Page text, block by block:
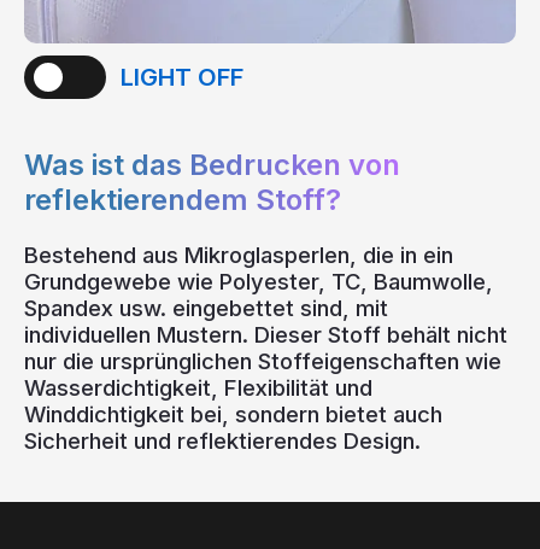
Was ist das Bedrucken von
reflektierendem Stoff?
Bestehend aus Mikroglasperlen, die in ein
Grundgewebe wie Polyester, TC, Baumwolle,
Spandex usw. eingebettet sind, mit
individuellen Mustern. Dieser Stoff behält nicht
nur die ursprünglichen Stoffeigenschaften wie
Wasserdichtigkeit, Flexibilität und
Winddichtigkeit bei, sondern bietet auch
Sicherheit und reflektierendes Design.